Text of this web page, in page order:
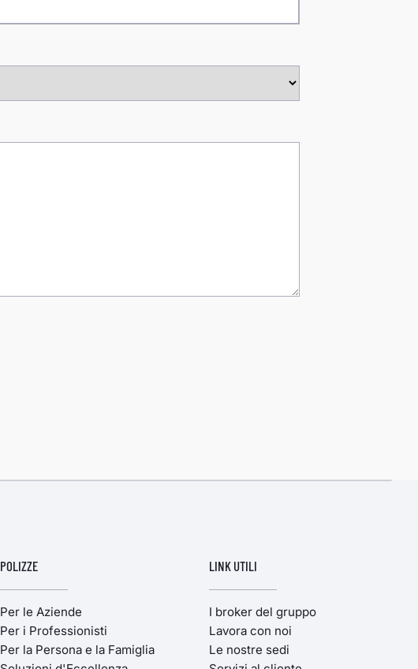
POLIZZE
Per le Aziende
Per i Professionisti
Per la Persona e la Famiglia
LINK UTILI
I broker del gruppo
Lavora con noi
Le nostre sedi